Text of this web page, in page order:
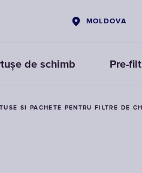
MOLDOVA
de schimb Pre-
SI PACHETE PENTRU FILTRE DE